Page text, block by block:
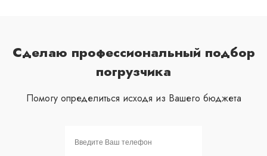
Сделаю профессиональный подбор
погрузчика
Помогу определиться исходя из Вашего бюджета